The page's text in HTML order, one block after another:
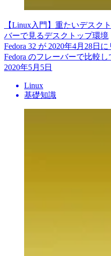
【Linux入門】重たいデスク
バーで見るデスクトップ環境
Fedora 32 が 2020年4月28日
Fedora のフレーバーで比較
2020年5月5日
Linux
基礎知識